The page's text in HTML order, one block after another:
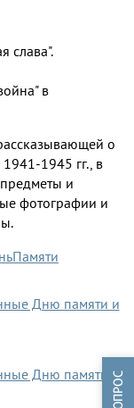
слава".
в
о
1945 гг., в
и
фотографии и